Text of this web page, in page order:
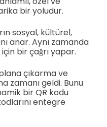
bir yoludur.
sosyal, kültürel,
anar. Aynı zamanda
için bir çağrı yapar.
çıkarma ve
zamanı geldi. Bunu
bir QR kodu
entegre